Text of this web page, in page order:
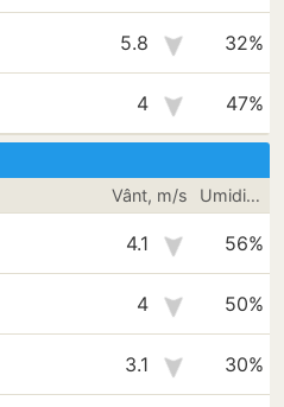
5.8 32%
4 47%
Vânt, m/s Umiditate
4.1 56%
4 50%
3.1 30%